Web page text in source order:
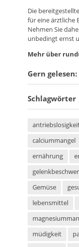
Die
für eine ärztliche
Nehmen Sie
unbedingt ernst
Mehr über
Gern gelesen:
Schlagwörter
calciummangel
ernährung
Gemüse
lebensmittel
müdigkeit